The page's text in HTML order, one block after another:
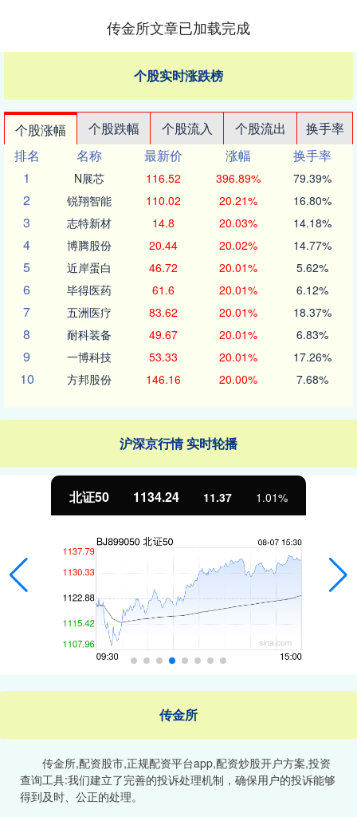
传金所文章已加载完成
个股实时涨跌榜
个股涨幅 个股跌幅 个股流入 个股流出
换手率
排名
名称 最新价 涨幅
换手率
1
N展芯 116.52 396.89% 79.39%
2 锐翔智能 110.02 20.21% 16.80%
3 志特新材 14.8 20.03% 14.18%
4 博腾股份 20.44 20.02% 14.77%
5 近岸蛋白 46.72 20.01% 5.62%
6 毕得医药 61.6 20.01% 6.12%
7 五洲医疗 83.62 20.01% 18.37%
8 耐科装备 49.67 20.01% 6.83%
9 一博科技 53.33 20.01% 17.26%
10 方邦股份 146.16 20.00% 7.68%
沪深京行情 实时轮播
北证50 1134.24 11.37 1.01%
传金所
传金所,配资股市,正规配资平台app,配资炒股开户方案,投资
查询工具:我们建立了完善的投诉处理机制，确保用户的投诉能够
得到及时、公正的处理。